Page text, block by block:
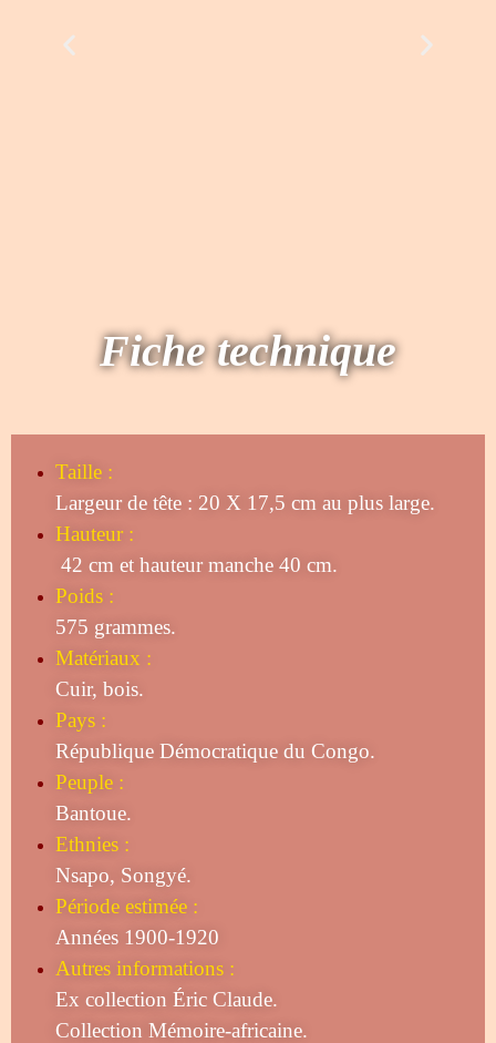
Fiche technique
Taille :
Largeur de tête : 20 X 17,5 cm au plus large.
Hauteur :
42 cm et hauteur manche 40 cm.
Poids :
575 grammes.
Matériaux :
Cuir, bois.
Pays :
République Démocratique du Congo.
Peuple :
Bantoue.
Ethnies :
Nsapo, Songyé.
Période estimée :
Années 1900-1920
Autres informations :
Ex collection Éric Claude.
Collection Mémoire-africaine.